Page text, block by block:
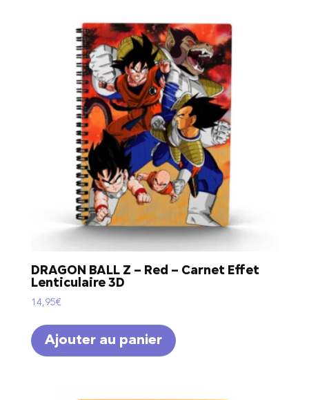
DRAGON BALL Z – Red – Carnet Effet
Lenticulaire 3D
14,95€
Ajouter au panier